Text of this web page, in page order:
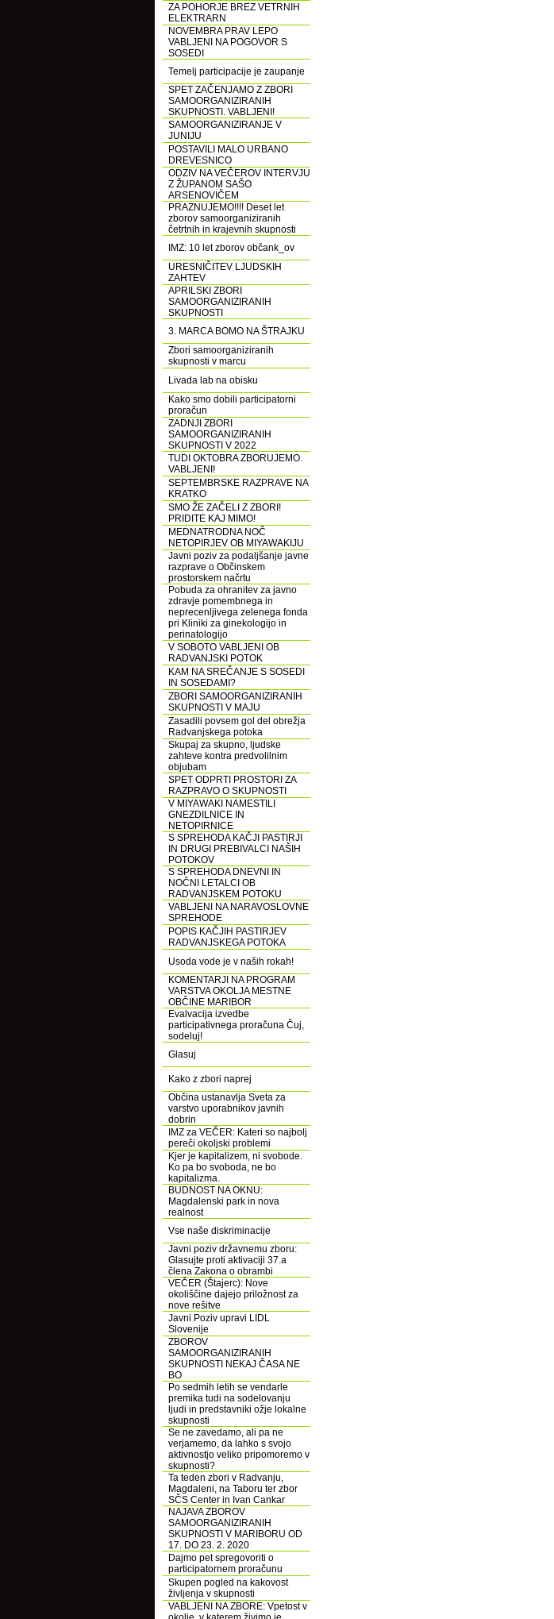
ZA POHORJE BREZ VETRNIH
ELEKTRARN
NOVEMBRA PRAV LEPO
VABLJENI NA POGOVOR S
SOSEDI
Temelj participacije je zaupanje
SPET ZAČENJAMO Z ZBORI
SAMOORGANIZIRANIH
SKUPNOSTI. VABLJENI!
SAMOORGANIZIRANJE V
JUNIJU
POSTAVILI MALO URBANO
DREVESNICO
ODZIV NA VEČEROV INTERVJU
Z ŽUPANOM SAŠO
ARSENOVIČEM
PRAZNUJEMO!!!! Deset let
zborov samoorganiziranih
četrtnih in krajevnih skupnosti
IMZ: 10 let zborov občank_ov
URESNIČITEV LJUDSKIH
ZAHTEV
APRILSKI ZBORI
SAMOORGANIZIRANIH
SKUPNOSTI
3. MARCA BOMO NA ŠTRAJKU
Zbori samoorganiziranih
skupnosti v marcu
Livada lab na obisku
Kako smo dobili participatorni
proračun
ZADNJI ZBORI
SAMOORGANIZIRANIH
SKUPNOSTI V 2022
TUDI OKTOBRA ZBORUJEMO.
VABLJENI!
SEPTEMBRSKE RAZPRAVE NA
KRATKO
SMO ŽE ZAČELI Z ZBORI!
PRIDITE KAJ MIMO!
MEDNATRODNA NOČ
NETOPIRJEV OB MIYAWAKIJU
Javni poziv za podaljšanje javne
razprave o Občinskem
prostorskem načrtu
Pobuda za ohranitev za javno
zdravje pomembnega in
neprecenljivega zelenega fonda
pri Kliniki za ginekologijo in
perinatologijo
V SOBOTO VABLJENI OB
RADVANJSKI POTOK
KAM NA SREČANJE S SOSEDI
IN SOSEDAMI?
ZBORI SAMOORGANIZIRANIH
SKUPNOSTI V MAJU
Zasadili povsem gol del obrežja
Radvanjskega potoka
Skupaj za skupno, ljudske
zahteve kontra predvolilnim
objubam
SPET ODPRTI PROSTORI ZA
RAZPRAVO O SKUPNOSTI
V MIYAWAKI NAMESTILI
GNEZDILNICE IN
NETOPIRNICE
S SPREHODA KAČJI PASTIRJI
IN DRUGI PREBIVALCI NAŠIH
POTOKOV
S SPREHODA DNEVNI IN
NOČNI LETALCI OB
RADVANJSKEM POTOKU
VABLJENI NA NARAVOSLOVNE
SPREHODE
POPIS KAČJIH PASTIRJEV
RADVANJSKEGA POTOKA
Usoda vode je v naših rokah!
KOMENTARJI NA PROGRAM
VARSTVA OKOLJA MESTNE
OBČINE MARIBOR
Evalvacija izvedbe
participativnega proračuna Čuj,
sodeluj!
Glasuj
Kako z zbori naprej
Občina ustanavlja Sveta za
varstvo uporabnikov javnih
dobrin
IMZ za VEČER: Kateri so najbolj
pereči okoljski problemi
Kjer je kapitalizem, ni svobode.
Ko pa bo svoboda, ne bo
kapitalizma.
BUDNOST NA OKNU:
Magdalenski park in nova
realnost
Vse naše diskriminacije
Javni poziv državnemu zboru:
Glasujte proti aktivaciji 37.a
člena Zakona o obrambi
VEČER (Štajerc): Nove
okoliščine dajejo priložnost za
nove rešitve
Javni Poziv upravi LIDL
Slovenije
ZBOROV
SAMOORGANIZIRANIH
SKUPNOSTI NEKAJ ČASA NE
BO
Po sedmih letih se vendarle
premika tudi na sodelovanju
ljudi in predstavniki ožje lokalne
skupnosti
Se ne zavedamo, ali pa ne
verjamemo, da lahko s svojo
aktivnostjo veliko pripomoremo v
skupnosti?
Ta teden zbori v Radvanju,
Magdaleni, na Taboru ter zbor
SČS Center in Ivan Cankar
NAJAVA ZBOROV
SAMOORGANIZIRANIH
SKUPNOSTI V MARIBORU OD
17. DO 23. 2. 2020
Dajmo pet spregovoriti o
participatornem proračunu
Skupen pogled na kakovost
življenja v skupnosti
VABLJENI NA ZBORE: Vpetost v